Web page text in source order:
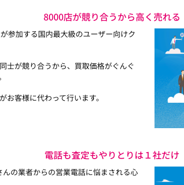
8000店が競り合うから高く売れる
参加する国内最大級のユーザー向けク
士が競り合うから、買取価格がぐんぐ
客様に代わって行います。
電話も査定もやりとりは１社だけ
の業者からの営業電話に悩まされる心